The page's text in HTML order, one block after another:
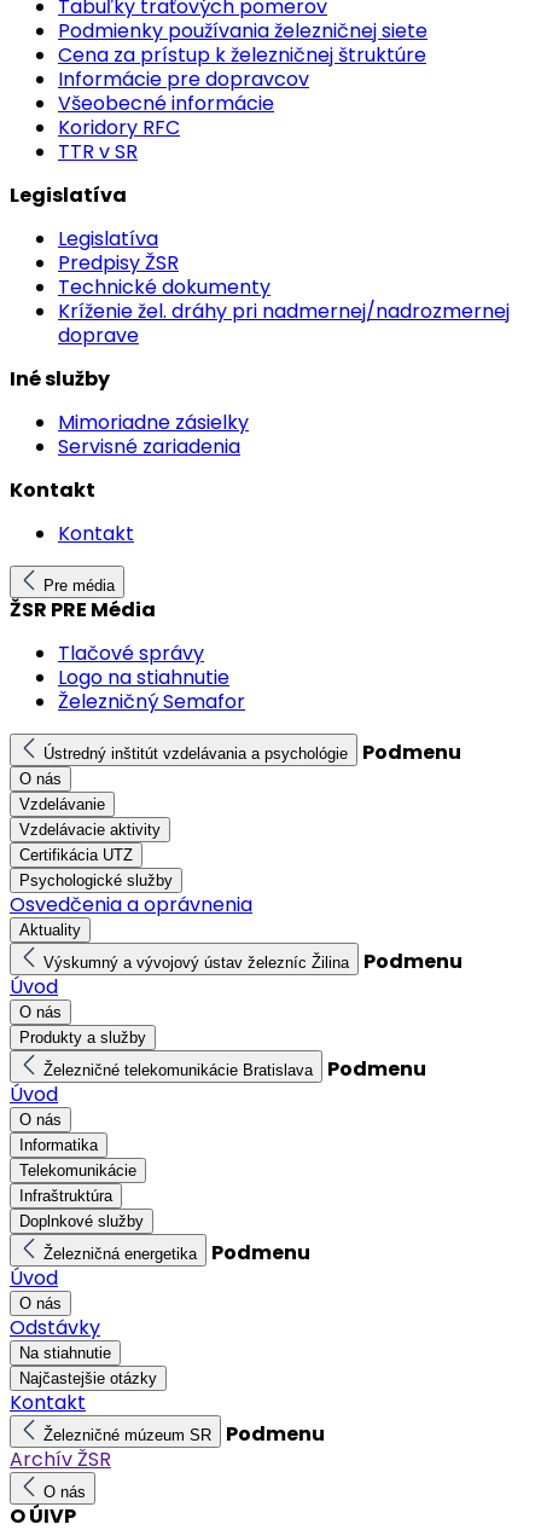
Tabuľky traťových pomerov
Podmienky používania železničnej siete
Cena za prístup k železničnej štruktúre
Informácie pre dopravcov
Všeobecné informácie
Koridory RFC
TTR v SR
Legislatíva
Legislatíva
Predpisy ŽSR
Technické dokumenty
Kríženie žel. dráhy pri nadmernej/nadrozmernej
doprave
Iné služby
Mimoriadne zásielky
Servisné zariadenia
Kontakt
Kontakt
Pre média
ŽSR PRE Média
Tlačové správy
Logo na stiahnutie
Železničný Semafor
Ústredný inštitút vzdelávania a psychológie Podmenu
O nás
Vzdelávanie
Vzdelávacie aktivity
Certifikácia UTZ
Psychologické služby
Osvedčenia a oprávnenia
Aktuality
Výskumný a vývojový ústav železníc Žilina
Podmenu
Úvod
O nás
Produkty a služby
Železničné telekomunikácie Bratislava
Podmenu
Úvod
O nás
Informatika
Telekomunikácie
Infraštruktúra
Doplnkové služby
Železničná energetika
Podmenu
Úvod
O nás
Odstávky
Na stiahnutie
Najčastejšie otázky
Kontakt
Železničné múzeum SR
Podmenu
Archív ŽSR
O nás
O ÚIVP